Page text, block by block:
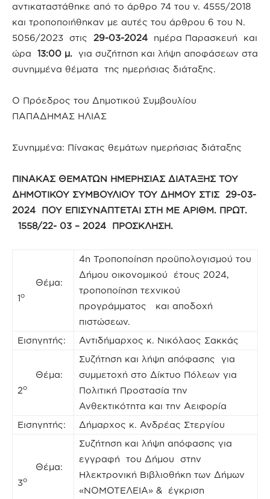
αντικαταστάθηκε από το άρθρο 74 του ν. 4555/2018
και τροποποιήθηκαν με αυτές του άρθρου 6 του Ν.
5056/2023 στις 29-03-2024 ημέρα Παρασκευή
και
ώρα 13:00 μ. για συζήτηση και λήψη αποφάσεων στα
συνημμένα θέματα της ημερήσιας διάταξης.
Ο Πρόεδρος του Δημοτικού Συμβουλίου
ΠΑΠΑΔΗΜΑΣ ΗΛΙΑΣ
Συνημμένα: Πίνακας θεμάτων ημερήσιας διάταξης
ΠΙΝΑΚΑΣ ΘΕΜΑΤΩΝ ΗΜΕΡΗΣΙΑΣ ΔΙΑΤΑΞΗΣ ΤΟΥ
ΔΗΜΟΤΙΚΟΥ ΣΥΜΒΟΥΛΙΟΥ ΤΟΥ ΔΗΜΟΥ ΣΤΙΣ 29-03-
2024 ΠΟΥ ΕΠΙΣΥΝΑΠΤΕΤΑΙ ΣΤΗ ΜΕ ΑΡΙΘΜ. ΠΡΩΤ.
1558/22- 03 – 2024 ΠΡΟΣΚΛΗΣΗ.
Θέμα:
1ο
4η Τροποποίηση προϋπολογισμού του
Δήμου οικονομικού έτους 2024,
τροποποίηση τεχνικού
προγράμματος και αποδοχή
πιστώσεων.
Εισηγητής:
Αντιδήμαρχος κ. Νικόλαος Σακκάς
Θέμα:
2ο
Συζήτηση και λήψη απόφασης για
συμμετοχή στο Δίκτυο Πόλεων για
Πολιτική Προστασία την
Ανθεκτικότητα και την Αειφορία
Εισηγητής:
Δήμαρχος κ. Ανδρέας Στεργίου
Θέμα:
3ο
Συζήτηση και λήψη απόφασης για
εγγραφή του Δήμου στην
Ηλεκτρονική Βιβλιοθήκη των Δήμων
«ΝΟΜΟΤΕΛΕΙΑ» & έγκριση